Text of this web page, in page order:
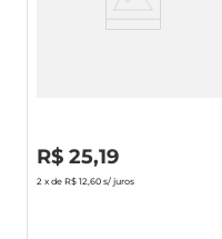
R$ 25,19
2 x de R$ 12,60 s/ juros